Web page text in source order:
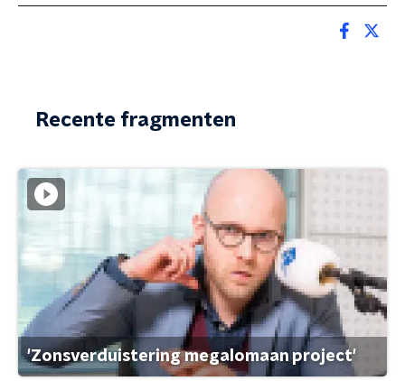
Recente fragmenten
'Zonsverduistering megalomaan project'